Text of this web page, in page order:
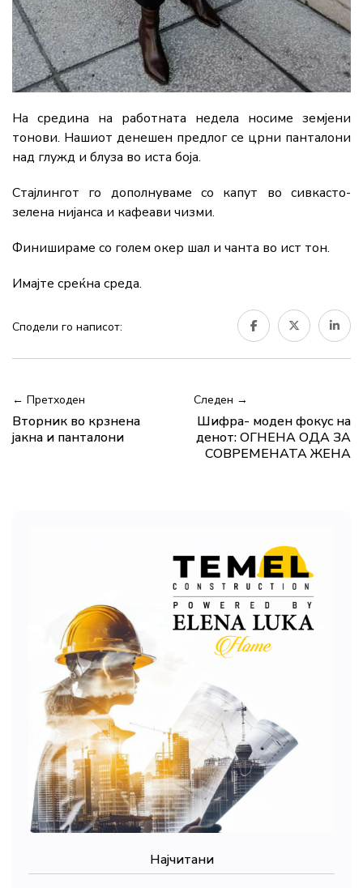
На средина на работната недела носиме земјени
тонови. Нашиот денешен предлог се црни панталони
над глужд и блуза во иста боја.
Стајлингот го дополнуваме со капут во сивкасто-
зелена нијанса и кафеави чизми.
Финишираме со голем окер шал и чанта во ист тон.
Имајте среќна среда.
Сподели го написот:
← Претходен
Вторник во крзнена
јакна и панталони
Следен →
Шифра- моден фокус на
денот: ОГНЕНА ОДА ЗА
СОВРЕМЕНАТА ЖЕНА
Најчитани